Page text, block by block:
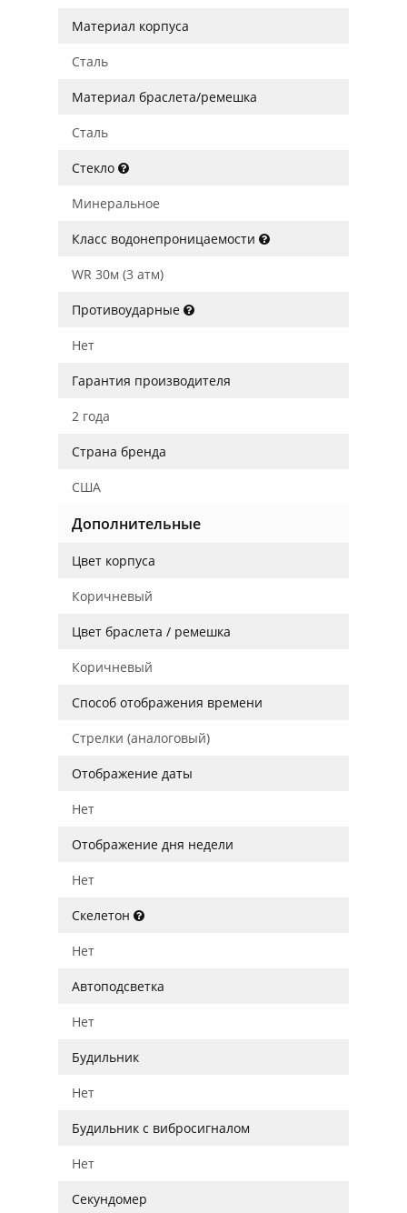
Материал корпуса
Сталь
Материал браслета/ремешка
Сталь
Стекло
Минеральное
Класс водонепроницаемости
WR 30м (3 атм)
Противоударные
Нет
Гарантия производителя
2 года
Страна бренда
США
Дополнительные
Цвет корпуса
Коричневый
Цвет браслета / ремешка
Коричневый
Способ отображения времени
Стрелки (аналоговый)
Отображение даты
Нет
Отображение дня недели
Нет
Скелетон
Нет
Автоподсветка
Нет
Будильник
Нет
Будильник с вибросигналом
Нет
Секундомер